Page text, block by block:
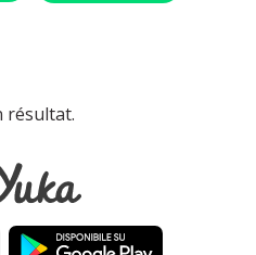
résultat.